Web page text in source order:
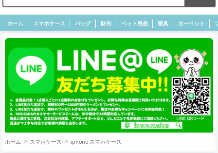
ホーム スマホケース バッグ 財布 ペット用品 寝具 カーペット
ホーム スマホケース iphone スマホケース